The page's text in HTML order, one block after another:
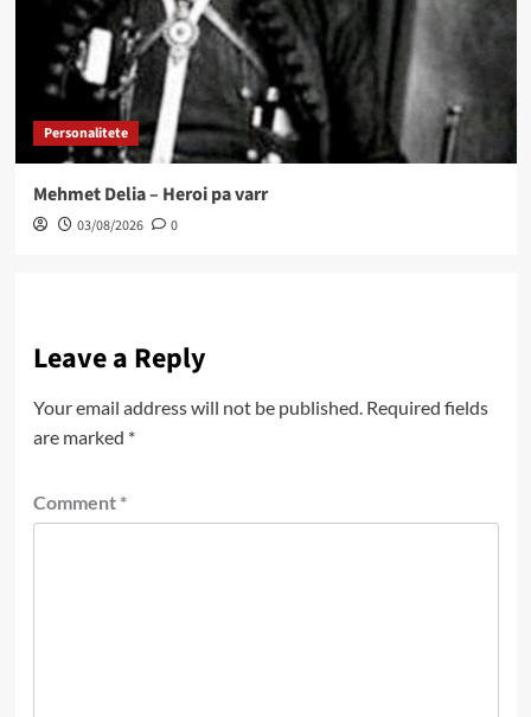
Personalitete
Mehmet Delia – Heroi pa varr
03/08/2026 0
Leave a Reply
Your email address will not be published. Required fields
are marked *
Comment *